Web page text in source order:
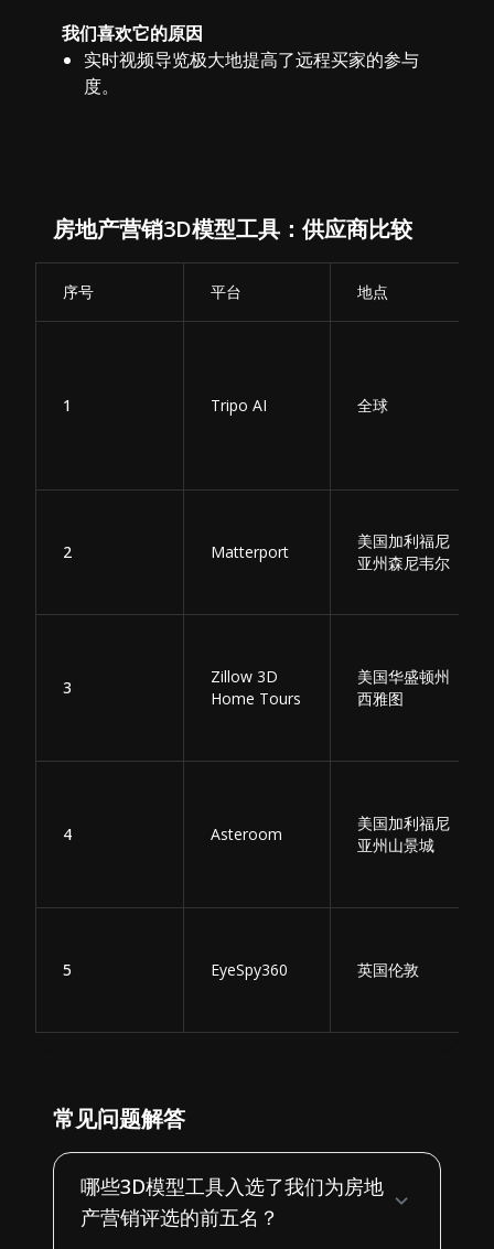
我们喜欢它的原因
实时视频导览极大地提高了远程买家的参与
度。
房地产营销3D模型工具：供应商比较
序号 平台 地点
1 Tripo AI 全球
2 Matterport
美国加利福尼
亚州森尼韦尔
3
Zillow 3D
Home Tours
美国华盛顿州
西雅图
4 Asteroom
美国加利福尼
亚州山景城
5 EyeSpy360 英国伦敦
常见问题解答
哪些3D模型工具入选了我们为房地
产营销评选的前五名？